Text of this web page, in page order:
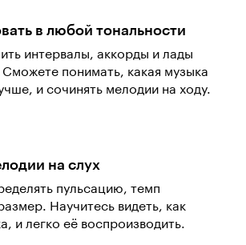
в любой тональности
интервалы, аккорды и лады
понимать, какая музыка
и сочинять мелодии на ходу.
на слух
пульсацию, темп
Научитесь видеть, как
и легко её воспроизводить.